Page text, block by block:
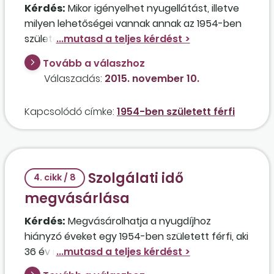
Kérdés: Mikor igényelhet nyugellátást, illetve
milyen lehetőségei vannak annak az 1954-ben
született férfinak, akinek a jelenlegi munkahelye
hamarosan meg fog szűnni, és nem bízik
abban, hogy könnyen talál munkát? Létezik
még a védett kor intézménye?
Tovább a válaszhoz
Válaszadás: 2015. november 10.
Kapcsolódó címke: 1954-ben született férfi
4. cikk / 8
Szolgálati idő
megvásárlása
Kérdés: Megvásárolhatja a nyugdíjhoz
hiányzó éveket egy 1954-ben született férfi, aki
36 év munkaviszonnyal rendelkezik, és ezenfelül
4 évig egyetemre járt?